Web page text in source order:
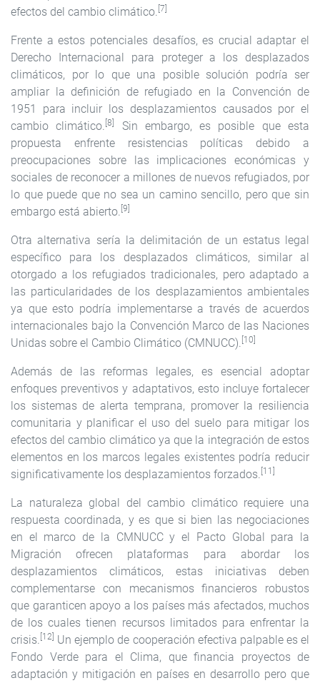
efectos del cambio climático. [7]
Frente a estos potenciales desafíos, es crucial adaptar el
Derecho Internacional para proteger a los desplazados
climáticos, por lo que una posible solución podría ser
ampliar la definición de refugiado en la Convención de
1951 para incluir los desplazamientos causados por el
cambio climático. [8]
Sin embargo, es posible que esta
propuesta enfrente resistencias políticas debido a
preocupaciones sobre las implicaciones económicas y
sociales de reconocer a millones de nuevos refugiados, por
lo que puede que no sea un camino sencillo, pero que sin
embargo está abierto. [9]
Otra alternativa sería la delimitación de un estatus legal
específico para los desplazados climáticos, similar al
otorgado a los refugiados tradicionales, pero adaptado a
las particularidades de los desplazamientos ambientales
ya que esto podría implementarse a través de acuerdos
internacionales bajo la Convención Marco de las Naciones
Unidas sobre el Cambio Climático (CMNUCC). [10]
Además de las reformas legales, es esencial adoptar
enfoques preventivos y adaptativos, esto incluye fortalecer
los sistemas de alerta temprana, promover la resiliencia
comunitaria y planificar el uso del suelo para mitigar los
efectos del cambio climático ya que la integración de estos
elementos en los marcos legales existentes podría reducir
significativamente los desplazamientos forzados. [11]
La naturaleza global del cambio climático requiere una
respuesta coordinada, y es que si bien las negociaciones
en el marco de la CMNUCC y el Pacto Global para la
Migración ofrecen plataformas para abordar los
desplazamientos climáticos, estas iniciativas deben
complementarse con mecanismos financieros robustos
que garanticen apoyo a los países más afectados, muchos
de los cuales tienen recursos limitados para enfrentar la
crisis. [12] Un ejemplo de cooperación efectiva palpable es el
Fondo Verde para el Clima, que financia proyectos de
adaptación y mitigación en países en desarrollo pero que